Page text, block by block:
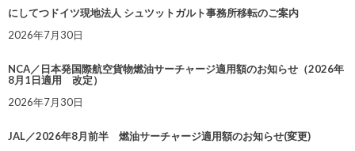
にしてつドイツ現地法人 シュツットガルト事務所移転のご案内
2026年7月30日
NCA／日本発国際航空貨物燃油サーチャージ適用額のお知らせ（2026年
8月1日適用 改定）
2026年7月30日
JAL／2026年8月前半 燃油サーチャージ適用額のお知らせ(変更)